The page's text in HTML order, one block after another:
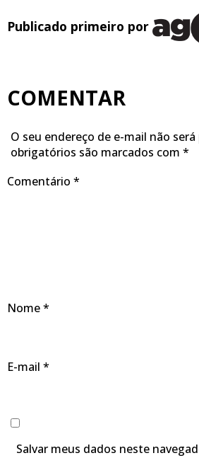
Publicado primeiro por
COMENTAR
O seu endereço de e-mail não
obrigatórios são marcados com *
Comentário *
Nome*
E-mail *
Salvar meus dados neste